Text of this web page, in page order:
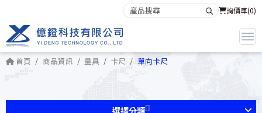
詢價車(0)
首頁 商品資訊 量具 卡尺 單向卡尺
選擇分類